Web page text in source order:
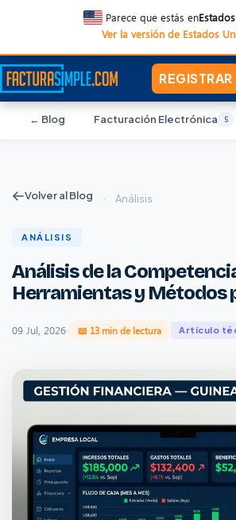
Parece que estás en
Ver la versión de Estados
REGISTRAR
← Blog Facturación Electrónica 5
Volver al Blog › Análisis
ANÁLISIS
Análisis de la
Herramientas y Métodos
09 Jul, 2026· 📖 13 min de lectura Artículo